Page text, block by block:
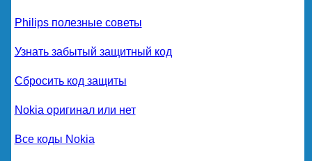
Philips полезные советы
Узнать забытый защитный код
Сбросить код защиты
Nokia оригинал или нет
Все коды Nokia